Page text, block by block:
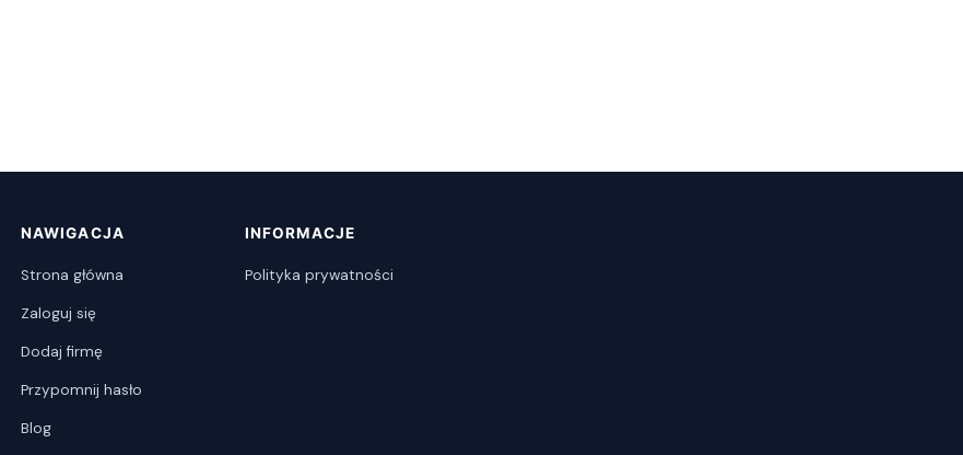
NAWIGACJA
Strona główna
Zaloguj się
Dodaj firmę
Przypomnij hasło
Blog
INFORMACJE
Polityka prywatności